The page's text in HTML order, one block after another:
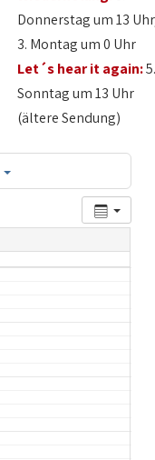
Donnerstag um 13
3. Montag um 0 Uhr
Let´s hear it again:
Sonntag um 13 Uhr
(ältere Sendung)